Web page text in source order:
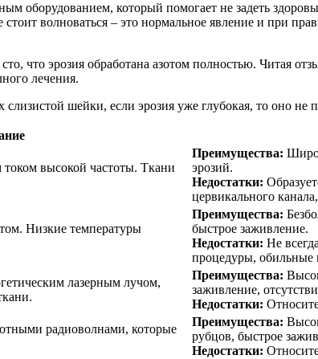
оборудованием, который помогает не задеть
волноваться – это нормальное явление и при
что эрозия обработана азотом полностью. Читая
лечения.
шейки, если эрозия уже глубокая, то оно не
высокой частоты. Ткани
Преимущества:
эрозий.
Недостатки:
цервикального
Низкие температуры
Преимущества:
быстрое заживление.
Недостатки: Не
процедуры, обильные
лазерным лучом,
Преимущества:
заживление,
Недостатки:
радиоволнами, которые
Преимущества:
рубцов, быстрое
Недостатки: